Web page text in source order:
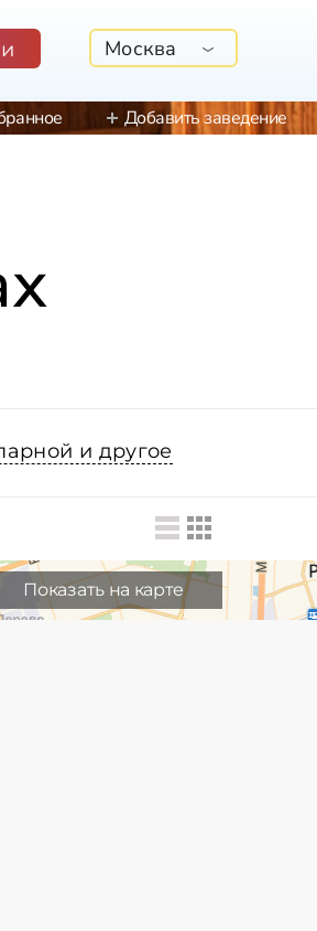
Москва
Добавить заведение
и другое
Показать на карте